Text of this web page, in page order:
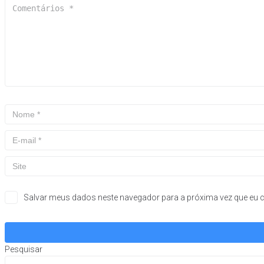
Salvar meus dados neste navegador para a próxima vez que eu
Pesquisar